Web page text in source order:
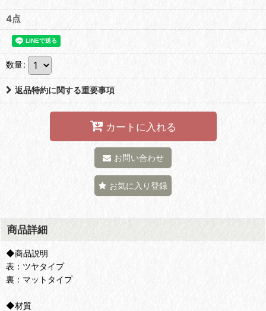
4点
数量:
返品特約に関する重要事項
カートに入れる
お問い合わせ
お気に入り登録
商品詳細
◆商品説明
表：ツヤタイプ
裏：マットタイプ
◆材質